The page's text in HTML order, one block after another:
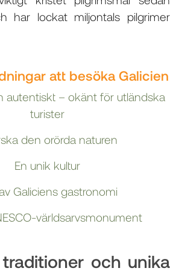
har lockat miljontals pilgrimer
att besöka Galicien
autentiskt – okänt för utländska
turister
den orörda naturen
En unik kultur
Galiciens gastronomi
världsarvsmonument
och unika